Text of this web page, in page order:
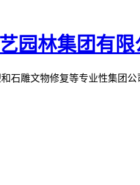
石雕文物修复等专业性集团公